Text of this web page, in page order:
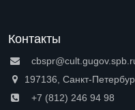
Контакты
197136, Санкт-
+7 (812) 246 94 98